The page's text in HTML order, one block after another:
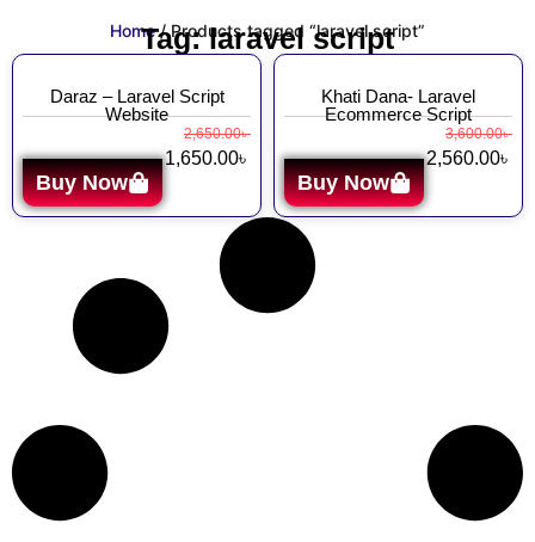
Home/ Products tagged “laravel script”
Tag: laravel script
Daraz – Laravel Script
Website
2,650.00৳
1,650.00৳
Buy Now
Khati Dana- Laravel
Ecommerce Script
3,600.00৳
2,560.00৳
Buy Now